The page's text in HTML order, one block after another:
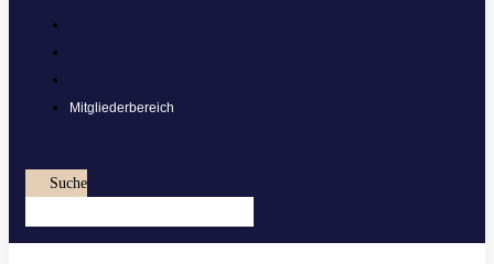
Mitgliederbereich
Suche